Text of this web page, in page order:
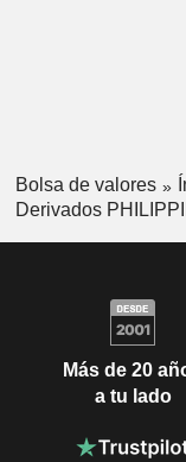
Bolsa de valores
Derivados
Más de 20
a tu lado